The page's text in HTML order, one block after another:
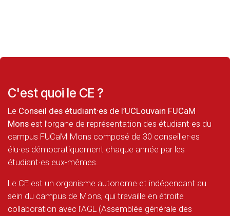
C'est quoi le CE ?
Le Conseil des étudiant·es de l’UCLouvain FUCaM
Mons est l’organe de représentation des étudiant·es du
campus FUCaM Mons composé de 30 conseiller·es
élu·es démocratiquement chaque année par les
étudiant·es eux-mêmes.
Le CE est un organisme autonome et indépendant au
sein du campus de Mons, qui travaille en étroite
collaboration avec l'AGL (Assemblée générale des